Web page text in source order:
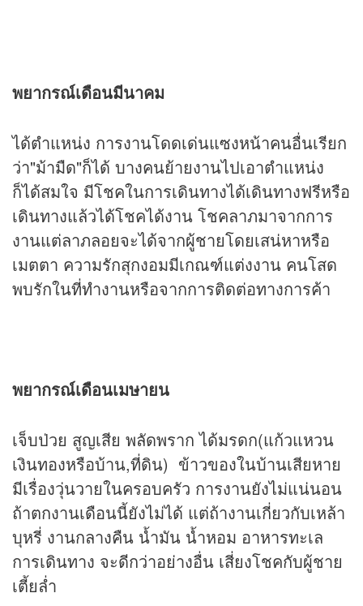
พยากรณ์เดือนมีนาคม
ได้ตำแหน่ง การงานโดดเด่นแซงหน้าคนอื่นเรียก
ว่า"ม้ามืด"ก็ได้ บางคนย้ายงานไปเอาตำแหน่ง
ก็ได้สมใจ มีโชคในการเดินทางได้เดินทางฟรีหรือ
เดินทางแล้วได้โชคได้งาน โชคลาภมาจากการ
งานแต่ลาภลอยจะได้จากผู้ชายโดยเสน่หาหรือ
เมตตา ความรักสุกงอมมีเกณฑ์แต่งงาน คนโสด
พบรักในที่ทำงานหรือจากการติดต่อทางการค้า
พยากรณ์เดือนเมษายน
เจ็บป่วย สูญเสีย พลัดพราก ได้มรดก(แก้วแหวน
เงินทองหรือบ้าน,ที่ดิน) ข้าวของในบ้านเสียหาย
มีเรื่องวุ่นวายในครอบครัว การงานยังไม่แน่นอน
ถ้าตกงานเดือนนี้ยังไม่ได้ แต่ถ้างานเกี่ยวกับเหล้า
บุหรี่ งานกลางคืน น้ำมัน น้ำหอม อาหารทะเล
การเดินทาง จะดีกว่าอย่างอื่น เสี่ยงโชคกับผู้ชาย
เตี้ยล่ำ